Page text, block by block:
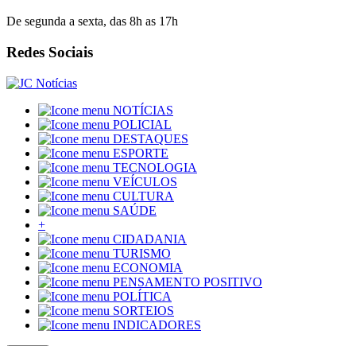
De segunda a sexta, das 8h as 17h
Redes Sociais
NOTÍCIAS
POLICIAL
DESTAQUES
ESPORTE
TECNOLOGIA
VEÍCULOS
CULTURA
SAÚDE
+
CIDADANIA
TURISMO
ECONOMIA
PENSAMENTO POSITIVO
POLÍTICA
SORTEIOS
INDICADORES